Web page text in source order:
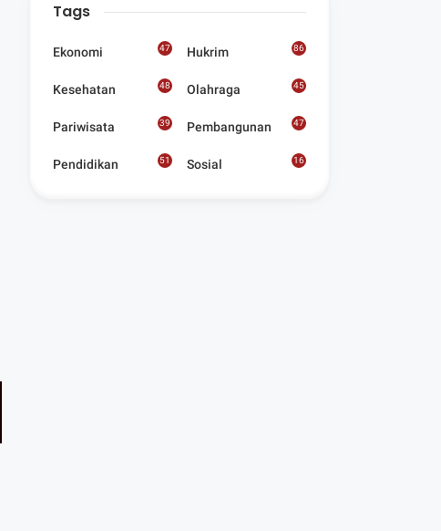
Seniman Di Lombok
Tags
Ekonomi 47 Hukrim 86
Kesehatan 48 Olahraga 45
Pariwisata 39 Pembangunan 47
Pendidikan 51 Sosial
16